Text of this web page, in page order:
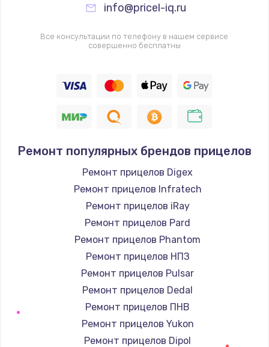
info@pricel-iq.ru
Все консультации по телефону в нашем сервисе
совершенно бесплатны
Ремонт популярных брендов прицелов
Ремонт прицелов Digex
Ремонт прицелов Infratech
Ремонт прицелов iRay
Ремонт прицелов Pard
Ремонт прицелов Phantom
Ремонт прицелов НПЗ
Ремонт прицелов Pulsar
Ремонт прицелов Dedal
Ремонт прицелов ПНВ
Ремонт прицелов Yukon
Ремонт прицелов Dipol